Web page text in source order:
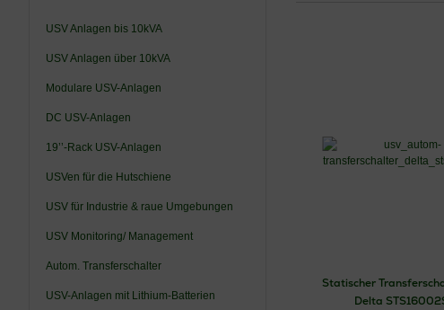
USV Anlagen bis 10kVA
USV Anlagen über 10kVA
Modulare USV-Anlagen
DC USV-Anlagen
19’’-Rack USV-Anlagen
USVen für die Hutschiene
USV für Industrie & raue Umgebungen
USV Monitoring/ Management
Autom. Transferschalter
USV-Anlagen mit Lithium-Batterien
Statischer
Delta